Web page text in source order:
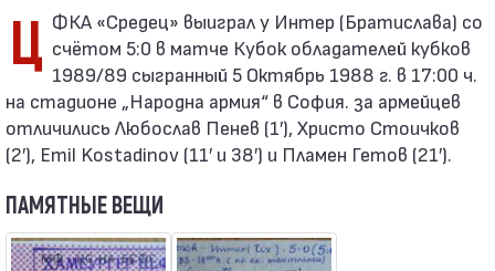
ЦФКА «Средец» выиграл у Интер (Братислава) со счётом 5:0 в матче Кубок обладателей кубков
1989/89 сыгранный 5 Октябрь 1988 г. в 17:00 ч.
на стадионе „Народна армия“ в София. за армейцев
отличились Любослав Пенев (1′), Христо Стоичков
(2′), Emil Kostadinov (11′ и 38′) и Пламен Гетов (21′).
ПАМЯТНЫЕ ВЕЩИ